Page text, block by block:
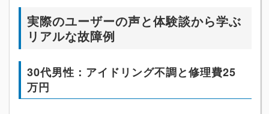
実際のユーザーの声と体験談から学ぶ
リアルな故障例
30代男性：アイドリング不調と修理費25
万円